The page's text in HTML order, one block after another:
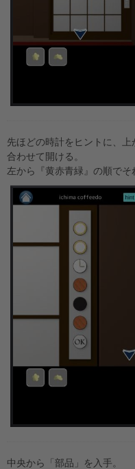
先ほどの時計をヒントに、
合わせて開ける。
左から『黄赤青緑』の順でそ
中央から「部品」を入手。